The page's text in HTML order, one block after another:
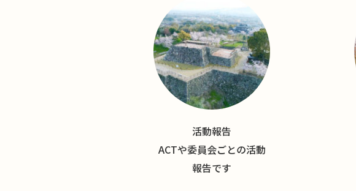
活動報告
ACTや委員会ごとの活動
報告です